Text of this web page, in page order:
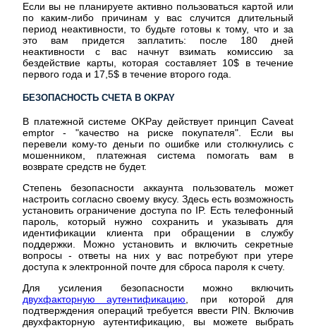
Если вы не планируете активно пользоваться картой или
по каким-либо причинам у вас случится длительный
период неактивности, то будьте готовы к тому, что и за
это вам придется заплатить: после 180 дней
неактивности с вас начнут взимать комиссию за
бездействие карты, которая составляет 10$ в течение
первого года и 17,5$ в течение второго года.
БЕЗОПАСНОСТЬ СЧЕТА В OKPAY
В платежной системе OKPay действует принцип Caveat
emptor - "качество на риске покупателя". Если вы
перевели кому-то деньги по ошибке или столкнулись с
мошенником, платежная система помогать вам в
возврате средств не будет.
Степень безопасности аккаунта пользователь может
настроить согласно своему вкусу. Здесь есть возможность
установить ограничение доступа по IP. Есть телефонный
пароль, который нужно сохранить и указывать для
идентификации клиента при обращении в службу
поддержки. Можно установить и включить секретные
вопросы - ответы на них у вас потребуют при утере
доступа к электронной почте для сброса пароля к счету.
Для усиления безопасности можно включить
двухфакторную аутентификацию , при которой для
подтверждения операций требуется ввести PIN. Включив
двухфакторную аутентификацию, вы можете выбрать